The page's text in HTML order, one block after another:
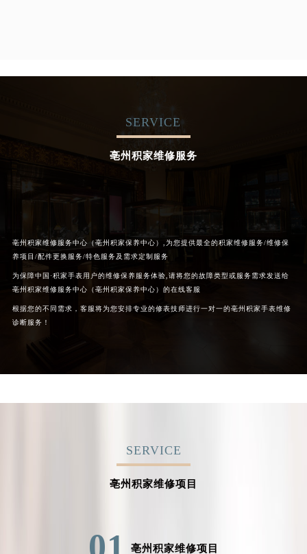
SERVICE
亳州积家维修服务
亳州积家维修服务中心（亳州积家保养中心）,为您提供最全的积家维修服务/维修保
养项目/配件更换服务/特色服务及需求定制服务
为保障中国·积家手表用户的维修保养服务体验,请将您的故障类型或服务需求发送给
亳州积家维修服务中心（亳州积家保养中心）的在线客服
根据您的不同需求，客服将为您安排专业的修表技师进行一对一的亳州积家手表维修
诊断服务！
SERVICE
亳州积家维修项目
亳州积家维修项目